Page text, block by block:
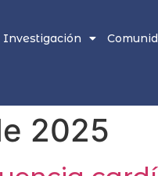
Investigación
2025